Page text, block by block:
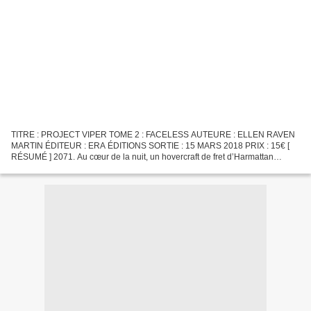
TITRE : PROJECT VIPER TOME 2 : FACELESS AUTEURE : ELLEN RAVEN
MARTIN ÉDITEUR : ERA ÉDITIONS SORTIE : 15 MARS 2018 PRIX : 15€ [
RÉSUMÉ ] 2071. Au cœur de la nuit, un hovercraft de fret d’Harmattan